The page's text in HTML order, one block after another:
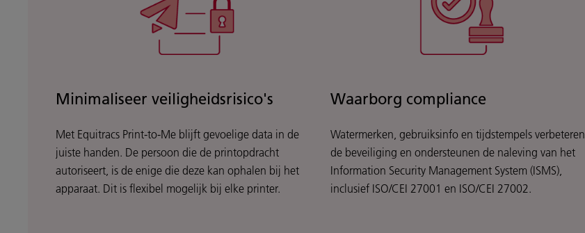
Minimaliseer veiligheidsrisico's
Met Equitracs Print-to-Me blijft gevoelige data in de
juiste handen. De persoon die de printopdracht
autoriseert, is de enige die deze kan ophalen bij het
apparaat. Dit is flexibel mogelijk bij elke printer.
Waarborg compliance
Watermerken, gebruiksinfo en tijdstempels verbeteren
de beveiliging en ondersteunen de naleving van het
Information Security Management System (ISMS),
inclusief ISO/CEI 27001 en ISO/CEI 27002.